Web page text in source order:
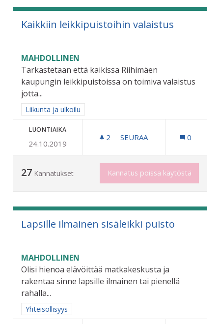
Kaikkiin leikkipuistoihin valaistus
MAHDOLLINEN
Tarkastetaan että kaikissa Riihimäen
kaupungin leikkipuistoissa on toimiva valaistus
jotta...
Rajaa tulokset aihepiirin mukaan: Liikunta ja ulkoilu
Liikunta ja ulkoilu
LUONTIAIKA
24.10.2019
2 2 SEURAAJAA
SEURAA 0
27 Kannatukset Kannatus poissa käytöstä
Lapsille ilmainen sisäleikki puisto
MAHDOLLINEN
Olisi hienoa elävöittää matkakeskusta ja
rakentaa sinne lapsille ilmainen tai pienellä
rahalla...
Rajaa tulokset aihepiirin mukaan: Yhteisöllisyys
Yhteisöllisyys